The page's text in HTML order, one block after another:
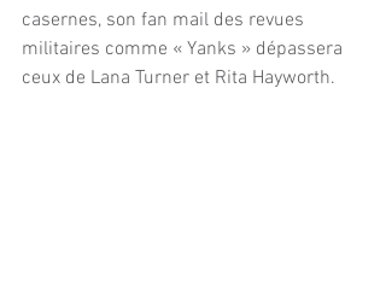
casernes, son fan mail des revues
militaires comme « Yanks » dépassera
ceux de Lana Turner et Rita Hayworth.